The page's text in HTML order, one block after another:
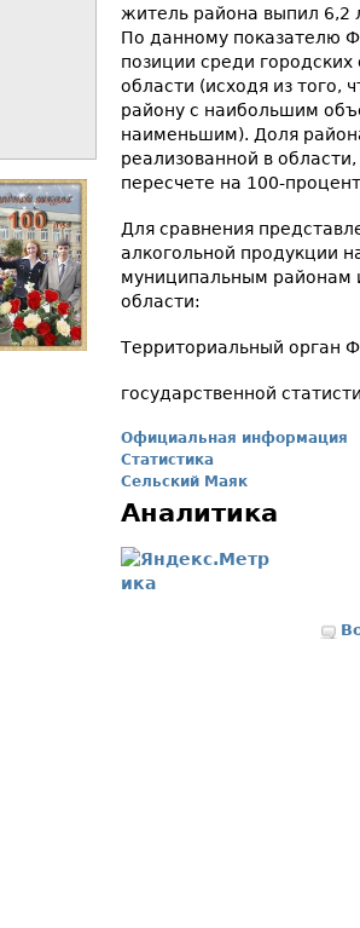
житель района выпил 6,2
По данному показателю
позиции среди
области (исходя из того,
району с наибольшим
наименьшим). Доля
реализованной в
пересчете на 100-
Для сравнения
алкогольной продукции
муниципальным районам
области:
Территориальный орган
государственной
Официальная информация
Статистика
Сельский Маяк
Аналитика